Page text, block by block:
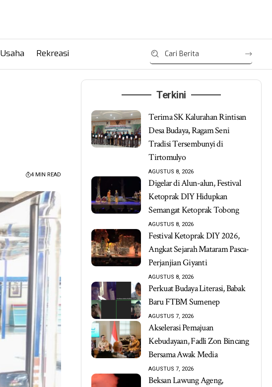
Usaha Rekreasi
4 MIN READ
Terkini
Terima SK Kalurahan Rintisan
Desa Budaya, Ragam Seni
Tradisi Tersembunyi di
Tirtomulyo
AGUSTUS 8, 2026
Digelar di Alun-alun, Festival
Ketoprak DIY Hidupkan
Semangat Ketoprak Tobong
AGUSTUS 8, 2026
Festival Ketoprak DIY 2026,
Angkat Sejarah Mataram Pasca-
Perjanjian Giyanti
AGUSTUS 8, 2026
Perkuat Budaya Literasi, Babak
Baru FTBM Sumenep
AGUSTUS 7, 2026
Akselerasi Pemajuan
Kebudayaan, Fadli Zon Bincang
Bersama Awak Media
AGUSTUS 7, 2026
Beksan Lawung Ageng,